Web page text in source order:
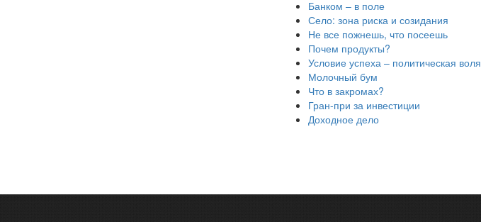
Банком – в поле
Село: зона риска и созидания
Не все пожнешь, что посеешь
Почем продукты?
Условие успеха – политическая воля
Молочный бум
Что в закромах?
Гран-при за инвестиции
Доходное дело